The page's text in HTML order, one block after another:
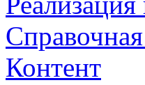
Контент